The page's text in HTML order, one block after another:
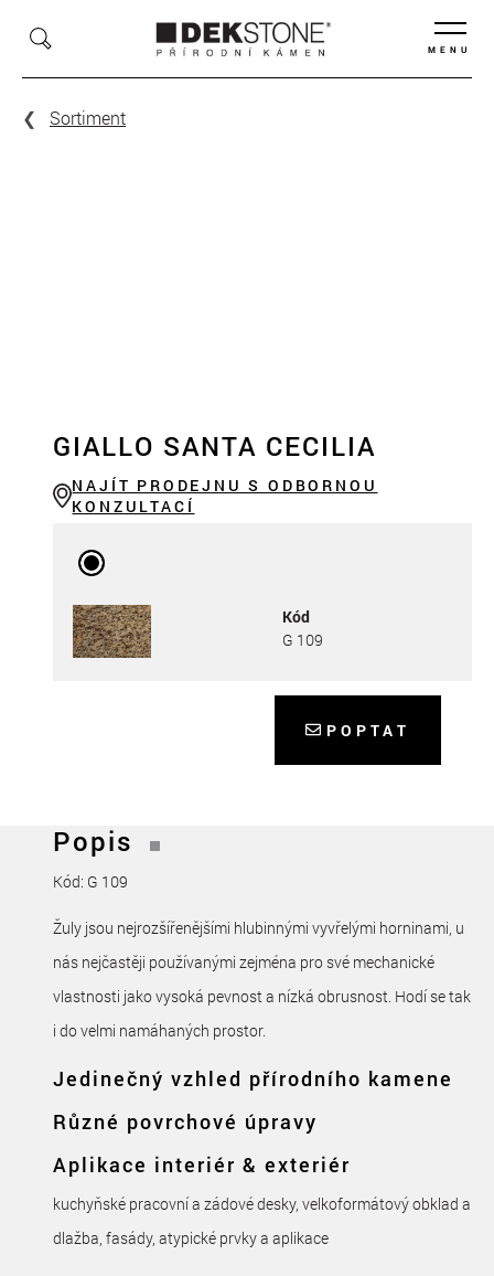
MENU
Sortiment
GIALLO SANTA CECILIA
NAJÍT PRODEJNU S ODBORNOU
KONZULTACÍ
Kód
G 109
POPTAT
Popis
Kód: G 109
Žuly jsou nejrozšířenějšími hlubinnými vyvřelými horninami, u
nás nejčastěji používanými zejména pro své mechanické
vlastnosti jako vysoká pevnost a nízká obrusnost. Hodí se tak
i do velmi namáhaných prostor.
Jedinečný vzhled přírodního kamene
Různé povrchové úpravy
Aplikace interiér & exteriér
kuchyňské pracovní a zádové desky, velkoformátový obklad a
dlažba, fasády, atypické prvky a aplikace